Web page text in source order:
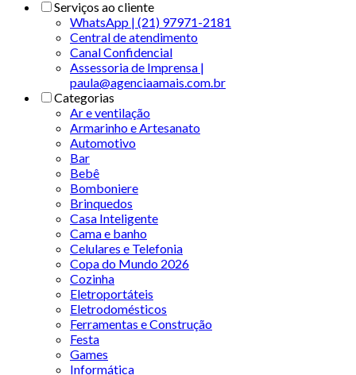
Serviços ao cliente
WhatsApp | (21) 97971-2181
Central de atendimento
Canal Confidencial
Assessoria de Imprensa |
paula@agenciaamais.com.br
Categorias
Ar e ventilação
Armarinho e Artesanato
Automotivo
Bar
Bebê
Bomboniere
Brinquedos
Casa Inteligente
Cama e banho
Celulares e Telefonia
Copa do Mundo 2026
Cozinha
Eletroportáteis
Eletrodomésticos
Ferramentas e Construção
Festa
Games
Informática